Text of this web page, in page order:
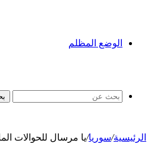
الوضع المظلم
الرئيسية/سوريا/يا مرسال للحوالات